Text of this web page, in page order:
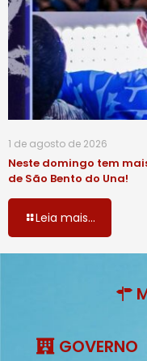
1 de agosto de 2026
Neste domingo tem
de São Bento do Una!
Leia mais...
GOVERNO